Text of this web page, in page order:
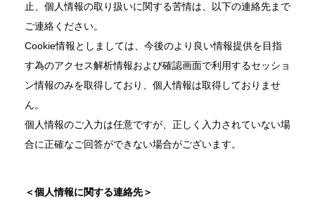
止、個人情報の取り扱いに関する苦情は、以下の連絡先まで
ご連絡ください。
Cookie情報としましては、今後のより良い情報提供を目指
す為のアクセス解析情報および確認画面で利用するセッショ
ン情報のみを取得しており、個人情報は取得しておりませ
ん。
個人情報のご入力は任意ですが、正しく入力されていない場
合に正確なご回答ができない場合がございます。
＜個人情報に関する連絡先＞